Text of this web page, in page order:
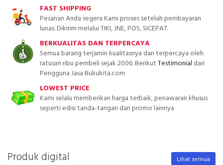
FAST SHIPPING
Pesanan Anda segera Kami proses setelah pembayaran
lunas. Dikirim melalui TIKI, JNE, POS, SICEPAT.
BERKUALITAS DAN TERPERCAYA
Semua barang terjamin kualitasnya dan terpercaya oleh
ratusan ribu pembeli sejak 2006. BerikutTestimonial dari
Pengguna Jasa Bukukita.com
LOWEST PRICE
Kami selalu memberikan harga terbaik, penawaran khusus
seperti edisi tanda-tangan dan promo lainnya
Produk digital Lihat semua